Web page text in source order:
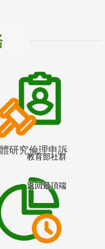
研究倫理申訴
教育部社群
返回最頂端